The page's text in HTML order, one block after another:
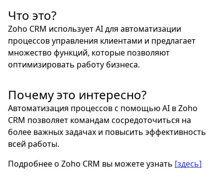
Что это?
Zoho CRM использует AI для автоматизации
процессов управления клиентами и предлагает
множество функций, которые позволяют
оптимизировать работу бизнеса.
Почему это интересно?
Автоматизация процессов с помощью AI в Zoho
CRM позволяет командам сосредоточиться на
более важных задачах и повысить эффективность
всей работы.
Подробнее о Zoho CRM вы можете узнать [здесь]